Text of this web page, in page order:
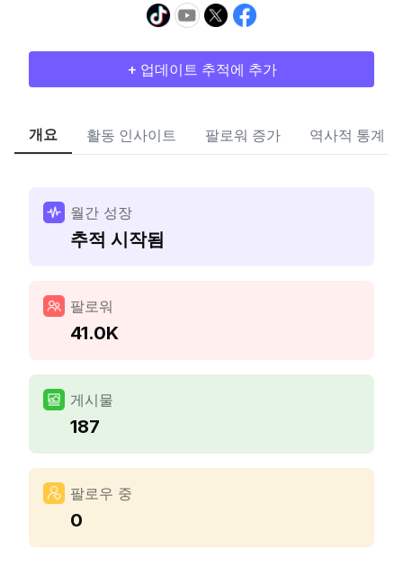
+ 업데이트 추적에 추가
개요 활동 인사이트 팔로워 증가 역사적 통계
월간 성장
추적 시작됨
팔로워
41.0K
게시물
187
팔로우 중
0